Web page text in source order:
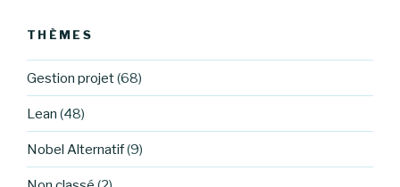
THÈMES
Gestion projet(68)
Lean (48)
Nobel Alternatif(9)